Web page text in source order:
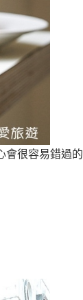
會很容易錯過的